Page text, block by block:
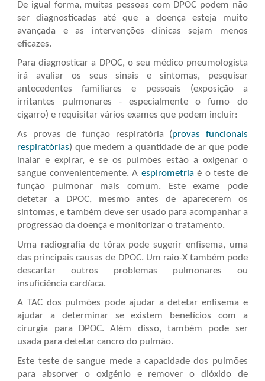
De igual forma, muitas pessoas com DPOC podem não
ser diagnosticadas até que a doença esteja muito
avançada e as intervenções clínicas sejam menos
eficazes.
Para diagnosticar a DPOC, o seu médico pneumologista
irá avaliar os seus sinais e sintomas, pesquisar
antecedentes familiares e pessoais (exposição a
irritantes pulmonares - especialmente o fumo do
cigarro) e requisitar vários exames que podem incluir:
As provas de função respiratória (provas funcionais
respiratórias)que medem a quantidade de ar que pode
inalar e expirar, e se os pulmões estão a oxigenar o
sangue convenientemente. A espirometriaé o teste de
função pulmonar mais comum. Este exame pode
detetar a
DPOC, mesmo antes de aparecerem os
sintomas, e também deve ser usado para acompanhar a
progressão da doença e monitorizar o tratamento.
Uma radiografia de tórax podesugerir enfisema, uma
das principais causas de DPOC. Um raio-X também pode
descartar outros problemas pulmonares ou
insuficiência cardíaca.
A TAC dos pulmões pode ajudar a detetar enfisema e
ajudar a determinar se existem benefícios com a
cirurgia para
DPOC. Além disso, também pode ser
usada para detetar cancro do pulmão.
Este teste de sangue mede a capacidade dos pulmões
para absorver o oxigénio e remover o dióxido de